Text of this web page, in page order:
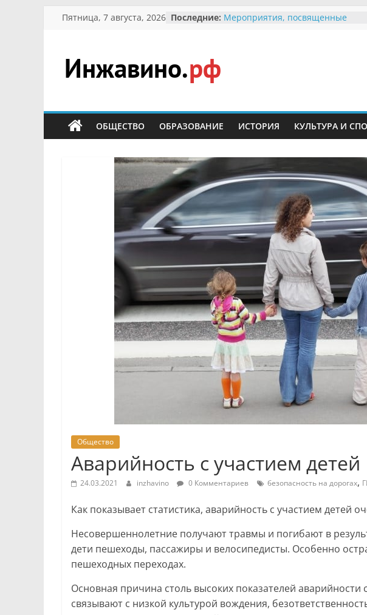
Перейти
Пятница, 7 августа, 2026 Последние: Мероприятия, посвященные
Безопасность в сети Интернет
Ученики приняли участие в
мероприятии «Сохраним
В вольере Воронинского
заповедника родились крапчатые
суслики
Инжавино.рф
сельский
портал
ОБЩЕСТВО ОБРАЗОВАНИЕ ИСТОРИЯ КУЛЬТУРА И
Общество
Аварийность с участием детей
24.03.2021 inzhavino 0 Комментариев безопасность на дорогах,
Как показывает статистика, аварийность с участием детей
Несовершеннолетние получают травмы и погибают в
дети пешеходы, пассажиры и велосипедисты. Особенно
пешеходных переходах.
Основная причина столь высоких показателей аварийности
связывают с низкой культурой вождения,